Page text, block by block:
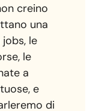
creino
una
le
le
a
e
di